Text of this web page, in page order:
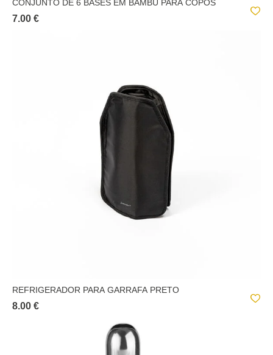
CONJUNTO DE 6 BASES EM BAMBU PARA COPOS
7.00 €
REFRIGERADOR PARA GARRAFA PRETO
8.00 €